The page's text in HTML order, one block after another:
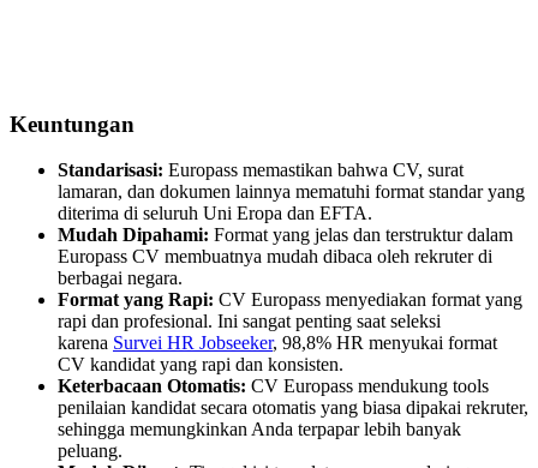
Keuntungan
Standarisasi: Europass memastikan bahwa CV, surat
lamaran, dan dokumen lainnya mematuhi format standar yang
diterima di seluruh Uni Eropa dan EFTA.
Mudah Dipahami: Format yang jelas dan terstruktur dalam
Europass CV membuatnya mudah dibaca oleh rekruter di
berbagai negara.
Format yang Rapi: CV Europass menyediakan format yang
rapi dan profesional. Ini sangat penting saat seleksi
karena Survei HR Jobseeker, 98,8% HR menyukai format
CV kandidat yang rapi dan konsisten.
Keterbacaan Otomatis: CV Europass mendukung tools
penilaian kandidat secara otomatis yang biasa dipakai rekruter,
sehingga memungkinkan Anda terpapar lebih banyak
peluang.